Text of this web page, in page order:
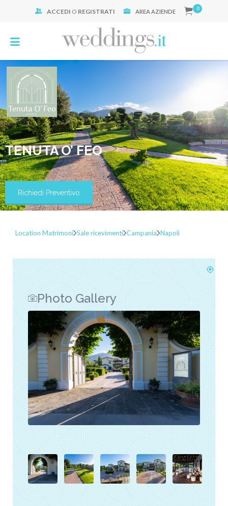
ACCEDI O REGISTRATI AREA AZIENDE 0
TENUTA O’ FEO
Richiedi Preventivo
Location Matrimoni Sale ricevimenti Campania Napoli
Photo Gallery